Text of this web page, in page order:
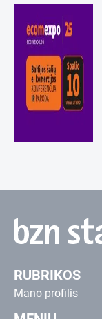
RUBRIKOS
Mano profilis